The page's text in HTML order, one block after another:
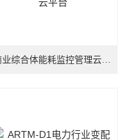
商业综合体能耗监控管理云平台